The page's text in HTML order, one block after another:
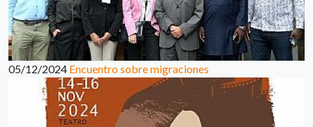
05/12/2024 Encuentro sobre migraciones